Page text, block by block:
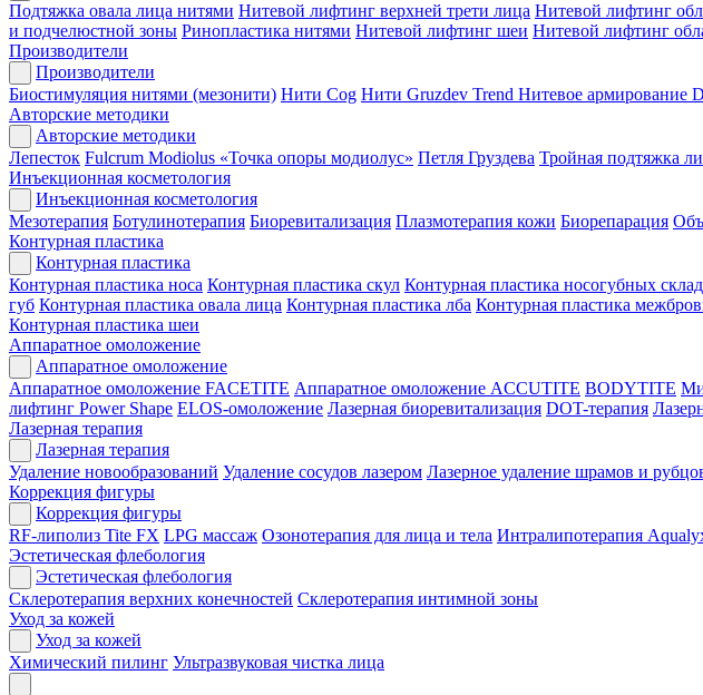
Подтяжка овала лица нитями Нитевой лифтинг верхней трети лица Нитевой лифтинг
и подчелюстной зоны Ринопластика нитями Нитевой лифтинг шеи Нитевой лифтинг
Производители
Производители
Биостимуляция нитями (мезонити) Нити Cog Нити Gruzdev Trend Нитевое армирование
Авторские методики
Авторские методики
Лепесток Fulcrum Modiolus «Точка опоры модиолус» Петля Груздева Тройная подтяжка
Инъекционная косметология
Инъекционная косметология
Мезотерапия Ботулинотерапия Биоревитализация Плазмотерапия кожи Биорепарация
Контурная пластика
Контурная пластика
Контурная пластика носа Контурная пластика скул Контурная пластика носогубных
губ Контурная пластика овала лица Контурная пластика лба Контурная пластика
Контурная пластика шеи
Аппаратное омоложение
Аппаратное омоложение
Аппаратное омоложение FACETITE Аппаратное омоложение ACCUTITE BODYTITE
лифтинг Power Shape ELOS-омоложение Лазерная биоревитализация DOT-терапия
Лазерная терапия
Лазерная терапия
Удаление новообразований Удаление сосудов лазером Лазерное удаление шрамов и
Коррекция фигуры
Коррекция фигуры
RF-липолиз Tite FX LPG массаж Озонотерапия для лица и тела Интралипотерапия
Эстетическая флебология
Эстетическая флебология
Склеротерапия верхних конечностей Склеротерапия интимной зоны
Уход за кожей
Уход за кожей
Химический пилинг Ультразвуковая чистка лица